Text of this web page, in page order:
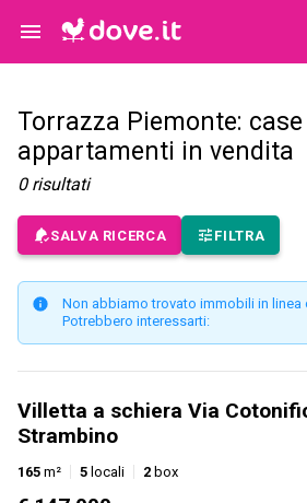
Torrazza Piemonte: case
appartamenti in vendita
0 risultati
SALVA RICERCA FILTRA
Non abbiamo trovato immobili in linea
Potrebbero interessarti:
Villetta a schiera Via
Strambino
165 m² 5 locali 2 box